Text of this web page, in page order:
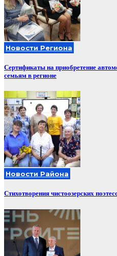
Новости Региона
Сертификаты на приобретение
семьям в регионе
Новости Района
Стихотворения чистоозерских